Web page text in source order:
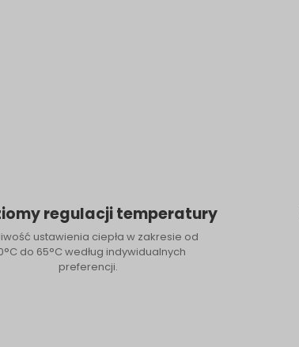
regulacji temperatury
ustawienia ciepła w zakresie od
do 65°C według indywidualnych
preferencji.